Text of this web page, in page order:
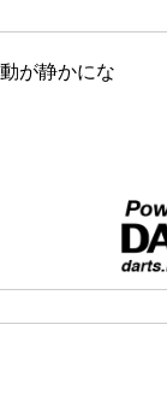
が静かにな